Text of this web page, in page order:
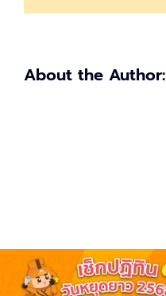
About the Author: